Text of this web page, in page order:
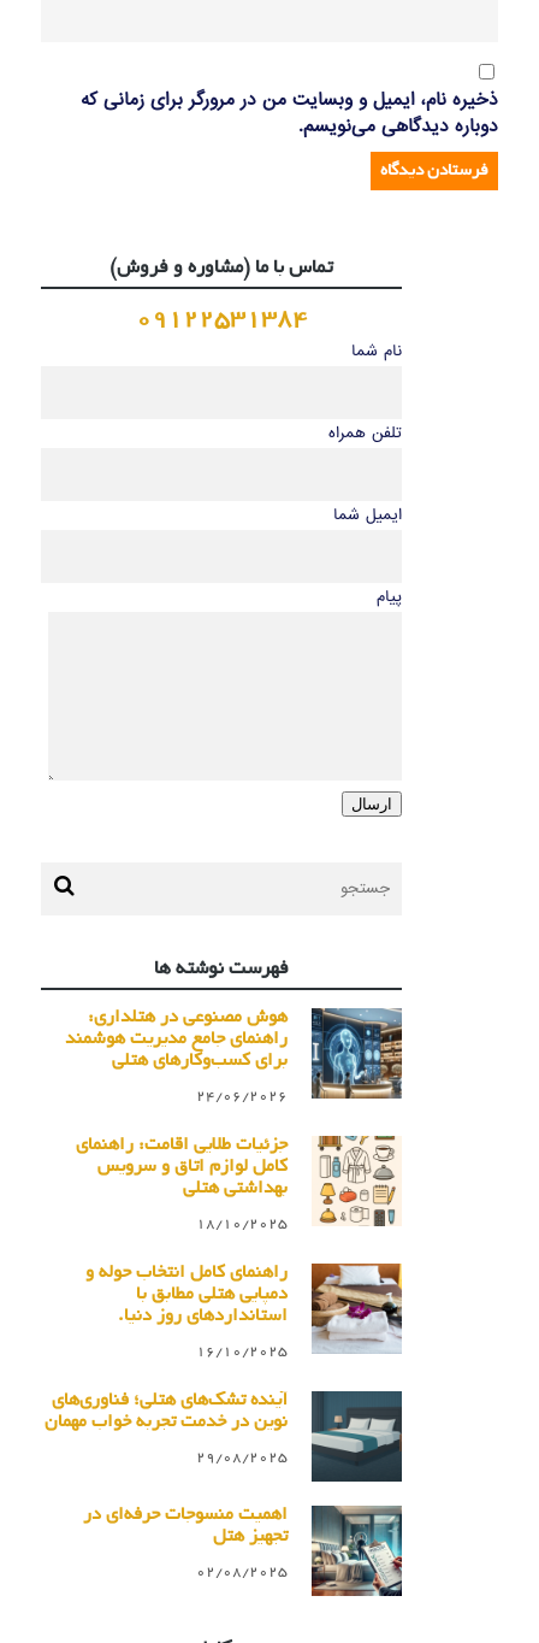
ذخیره نام، ایمیل و وبسایت من در مرورگر برای زمانی که
دوباره دیدگاهی می‌نویسم.
تماس با ما (مشاوره و فروش)
09122531384
نام شما
تلفن همراه
ایمیل شما
پیام
فهرست نوشته ها
هوش مصنوعی در هتلداری:
راهنمای جامع مدیریت هوشمند
برای کسب‌وکارهای هتلی
24/06/2026
جزئیات طلایی اقامت: راهنمای
کامل لوازم اتاق و سرویس
بهداشتی هتلی
18/10/2025
راهنمای کامل انتخاب حوله و
دمپایی هتلی مطابق با
استانداردهای روز دنیا.
16/10/2025
آینده تشک‌های هتلی؛ فناوری‌های
نوین در خدمت تجربه خواب مهمان
29/08/2025
اهمیت منسوجات حرفه‌ای در
تجهیز هتل
02/08/2025